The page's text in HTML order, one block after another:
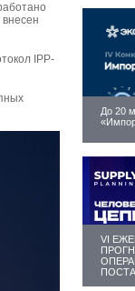
IPP-
До 20
VI